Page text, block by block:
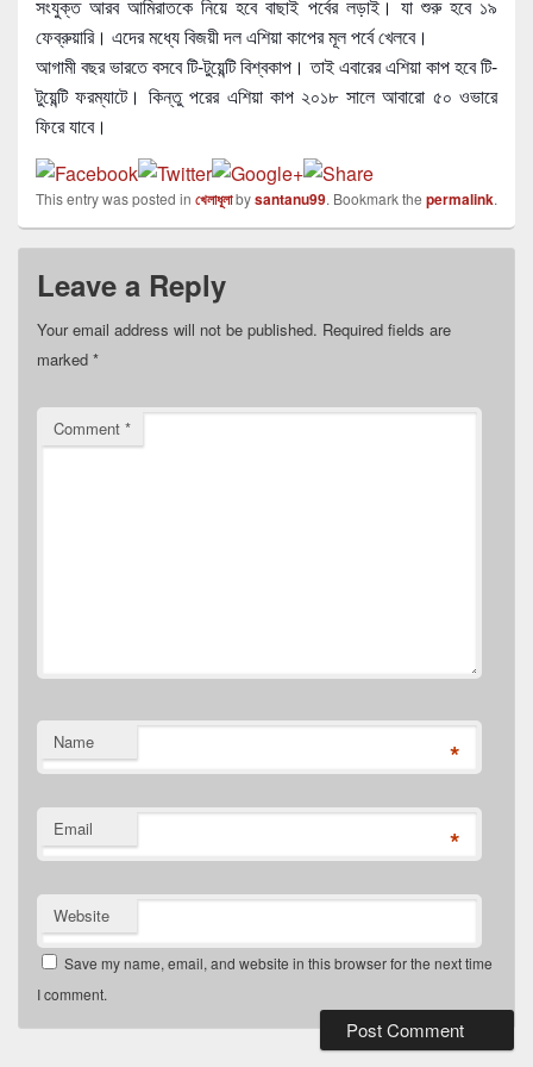
সংযুক্ত আরব আমিরাতকে নিয়ে হবে বাছাই পর্বের লড়াই। যা শুরু হবে ১৯
ফেব্রুয়ারি। এদের মধ্যে বিজয়ী দল এশিয়া কাপের মূল পর্বে খেলবে।
আগামী বছর ভারতে বসবে টি-টুয়েন্টি বিশ্বকাপ। তাই এবারের এশিয়া কাপ হবে টি-
টুয়েন্টি ফরম্যাটে। কিন্তু পরের এশিয়া কাপ ২০১৮ সালে আবারো ৫০ ওভারে
ফিরে যাবে।
This entry was posted in খেলাধূলাbysantanu99. Bookmark the permalink.
Leave a Reply
Your email address will not be published. Required fields are
marked *
Comment *
Name *
Email *
Website
Save my name, email, and website in this browser for the next time
I comment.